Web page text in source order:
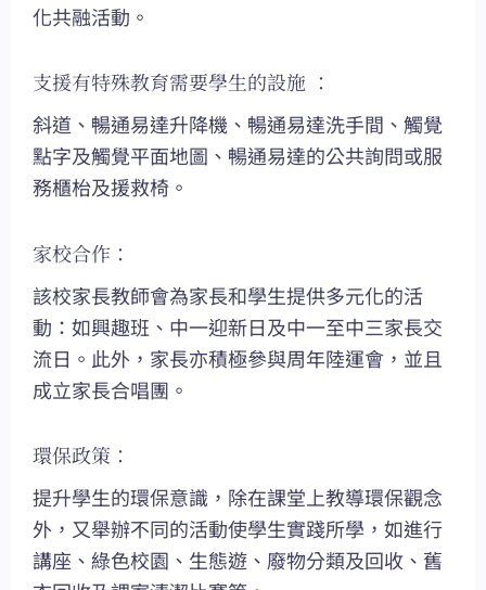
化共融活動。
支援有特殊教育需要學生的設施 ：
斜道、暢通易達升降機、暢通易達洗手間、觸覺
點字及觸覺平面地圖、暢通易達的公共詢問或服
務櫃枱及援救椅。
家校合作：
該校家長教師會為家長和學生提供多元化的活
動：如興趣班、中一迎新日及中一至中三家長交
流日。此外，家長亦積極參與周年陸運會，並且
成立家長合唱團。
環保政策：
提升學生的環保意識，除在課堂上教導環保觀念
外，又舉辦不同的活動使學生實踐所學，如進行
講座、綠色校園、生態遊、廢物分類及回收、舊